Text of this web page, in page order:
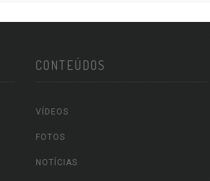
CONTEÚDOS
VÍDEOS
FOTOS
NOTÍCIAS